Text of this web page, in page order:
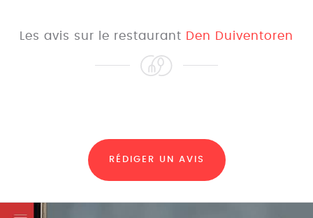
Les avis sur le restaurant Den Duiventoren
RÉDIGER UN AVIS